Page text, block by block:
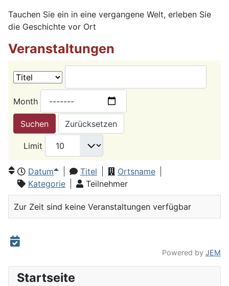
Tauchen Sie ein in eine vergangene Welt, erleben Sie
die Geschichte vor Ort
Veranstaltungen
Month
Suchen Zurücksetzen
Limit
Datum Titel
Ortsname
Kategorie
Teilnehmer
Zur Zeit sind keine Veranstaltungen verfügbar
Powered by JEM
Startseite